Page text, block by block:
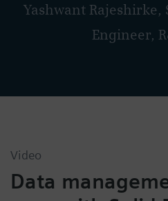
Yashwant
Engineer,
Video
Data